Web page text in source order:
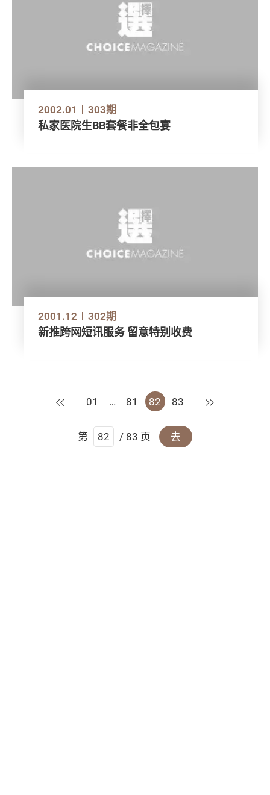
2002.01 303期
私家医院生BB套餐非全包宴
2001.12 302期
新推跨网短讯服务 留意特别收费
上一页
01 … 81 82 83 下一页
第 / 83 页 去